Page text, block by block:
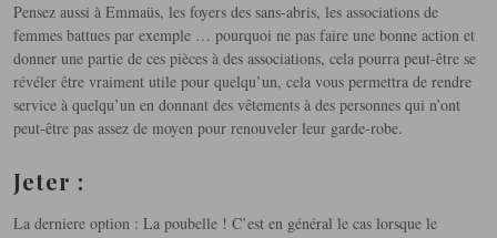
Pensez aussi à Emmaüs, les foyers des sans-abris, les associations de
femmes battues par exemple … pourquoi ne pas faire une bonne action et
donner une partie de ces pièces à des associations, cela pourra peut-être se
révéler être vraiment utile pour quelqu’un, cela vous permettra de rendre
service à quelqu’un en donnant des vêtements à des personnes qui n’ont
peut-être pas assez de moyen pour renouveler leur garde-robe.
Jeter :
La derniere option : La poubelle ! C’est en général le cas lorsque le